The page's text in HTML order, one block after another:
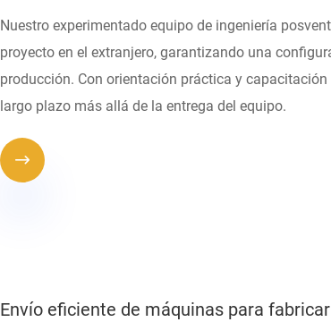
Nuestro experimentado equipo de ingeniería
proyecto en el extranjero, garantizando una
producción. Con orientación práctica y
largo plazo más allá de la entrega del equipo.

Envío eficiente de máquinas para